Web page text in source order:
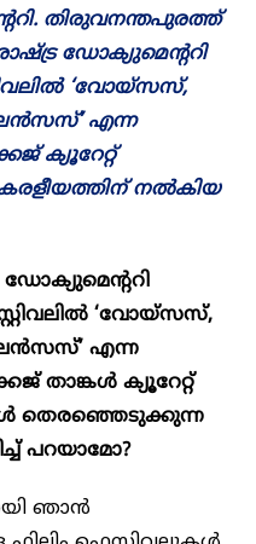
തിരുവനന്തപുരത്ത്
ഡോക്യുമെന്ററി
‘വോയ്‌സസ്,
എന്ന
ക്യൂറേറ്റ്
നൽകിയ
ഡോക്യുമെന്ററി
‘വോയ്‌സസ്,
എന്ന
താങ്കൾ ക്യൂറേറ്റ്
തെരഞ്ഞെടുക്കുന്ന
പറയാമോ?
ഞാൻ